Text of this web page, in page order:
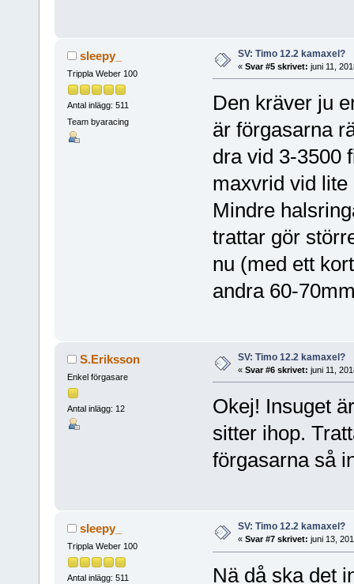
sleepy_
Trippla Weber 100
Antal inlägg: 511
Team byaracing
SV: Timo 12.2 kamaxel?
« Svar #5 skrivet: juni 11,
Den kräver ju
är förgasarna
dra vid 3-3500
maxvrid vid lite
Mindre
trattar gör
nu (med ett
andra 60-
S.Eriksson
Enkel förgasare
Antal inlägg: 12
SV: Timo 12.2 kamaxel?
« Svar #6 skrivet: juni 11,
Okej! Insuget
sitter ihop.
förgasarna så
sleepy_
Trippla Weber 100
Antal inlägg: 511
SV: Timo 12.2 kamaxel?
« Svar #7 skrivet: juni 13,
Nä då ska det